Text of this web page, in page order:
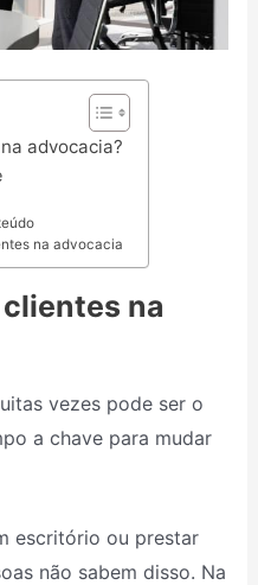
advocacia?
na advocacia
na
vezes pode ser o
a chave para mudar
escritório ou prestar
não sabem disso. Na